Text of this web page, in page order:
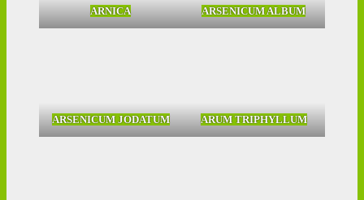
ARNICA ARSENICUM ALBUM
ARSENICUM JODATUM ARUM TRIPHYLLUM